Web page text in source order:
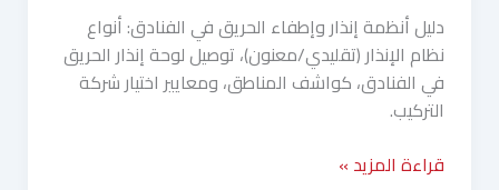
دليل أنظمة إنذار وإطفاء الحريق في الفنادق: أنواع
نظام الإنذار (تقليدي/معنون)، توصيل لوحة إنذار الحريق
في الفنادق، كواشف المناطق، ومعايير اختيار شركة
التركيب.
قراءة المزيد »